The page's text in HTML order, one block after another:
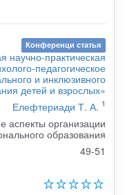
Конференци статья
научно-практическая
педагогическое
и инклюзивного
детей и взрослых»
Елефтериади Т. А. 1
аспекты организации
образования
49-51